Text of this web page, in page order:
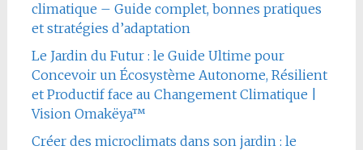
climatique – Guide complet, bonnes pratiques
et stratégies d’adaptation
Le Jardin du Futur : le Guide Ultime pour
Concevoir un Écosystème Autonome, Résilient
et Productif face au Changement Climatique |
Vision Omakëya™
Créer des microclimats dans son jardin : le